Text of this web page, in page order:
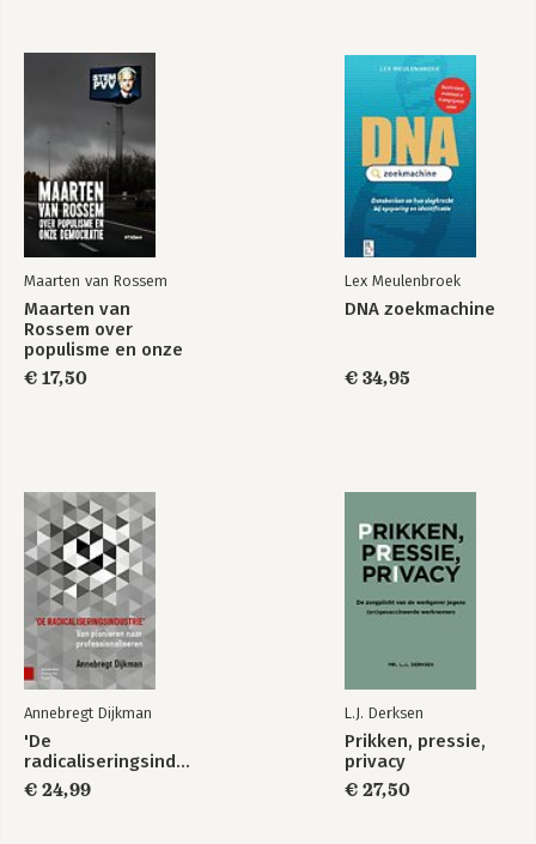
Van Dale
Pocketwoordenboek
Frans-Nederlands
Van Dale
Miniwoordenboek
Zweeds
Van Dale
Miniwoordenboek
Indonesisch
Van Dale
Miniwoordenboek
Deens
Bekijk alle boeken
Maarten van Rossem
Maarten van
Rossem over
populisme en onze
democratie
€ 17,50
Lex Meulenbroek
DNA zoekmachine
€ 34,95
Annebregt Dijkman
'De
radicaliseringsindustrie'
€ 24,99
L.J. Derksen
Prikken, pressie,
privacy
€ 27,50